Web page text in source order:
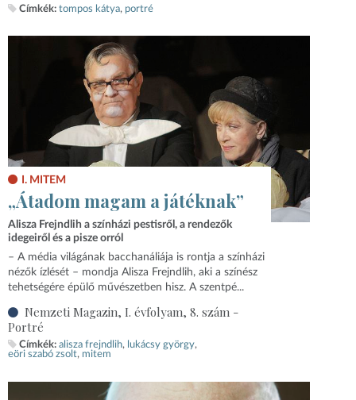
Címkék: tompos kátya portré
I. MITEM
„Átadom magam a játéknak”
Alisza Frejndlih a színházi pestisről, a rendezők
idegeiről és a pisze orról
– A média világának bacchanáliája is rontja a színházi
nézők ízlését – mondja Alisza Frejndlih, aki a színész
tehetségére épülő művészetben hisz. A szentpé...
Nemzeti Magazin, I. évfolyam, 8. szám -
Portré
Címkék: alisza frejndlih
lukácsy györgy
eöri szabó zsolt mitem